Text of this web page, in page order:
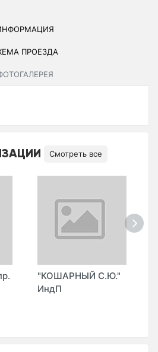
ПРОЕЗДА
Смотреть все
"КОШАРНЫЙ С.Ю."
ИндП